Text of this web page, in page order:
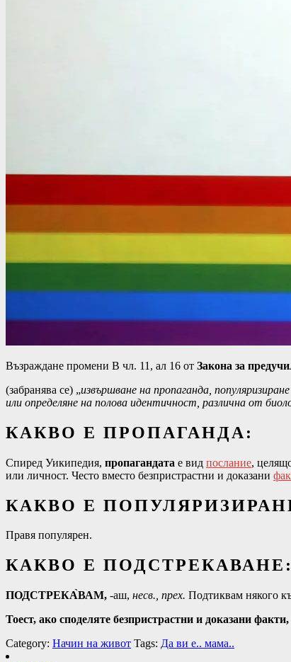
Възраждане промени В чл. 11, ал 16 от Закона за
(забранява се) „извършване на пропаганда,
или определяне на полова идентичност, различна от
КАКВО Е ПРОПАГАНДА:
Спиред Уикипедия, пропагандата е вид послание,
или личност. Често вместо безпристрастни и доказани
КАКВО Е
Правя популярен.
КАКВО Е ПОДСТРЕКАВАНЕ:
ПОДСТРЕКА̀ВАМ, -аш, несв., прех. Подтиквам някого
Тоест, ако споделяте безпристрастни и доказани
Category: Начин на живот Tags: Да ви е.. мама..